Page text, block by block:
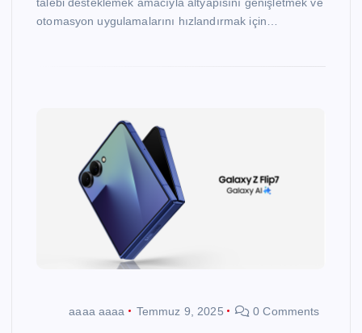
otomasyon uygulamalarını hızlandırmak için…
aaaa aaaa Temmuz 9, 2025 0 Comments